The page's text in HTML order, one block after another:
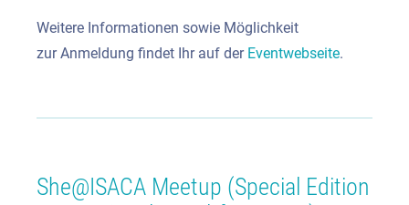
Weitere Informationen sowie Möglichkeit
zur Anmeldung findet Ihr auf der Eventwebseite.
She@ISACA Meetup (Special Edition